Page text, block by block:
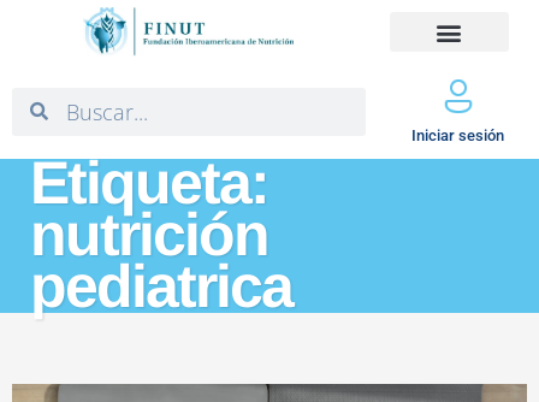
Iniciar sesión
Etiqueta:
nutrición
pediatrica